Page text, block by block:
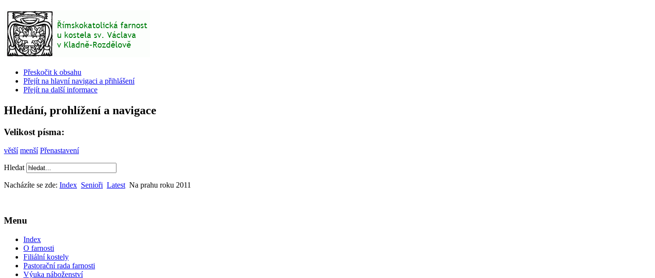
Přeskočit k obsahu
Přejít na hlavní navigaci a přihlášení
Přejít na další informace
Hledání, prohlížení a navigace
Velikost písma:
větší menší Přenastavení
Hledat
Nacházíte se zde: Index Senioři Latest Na prahu roku 2011
Menu
Index
O farnosti
Filiální kostely
Pastorační rada farnosti
Výuka náboženství